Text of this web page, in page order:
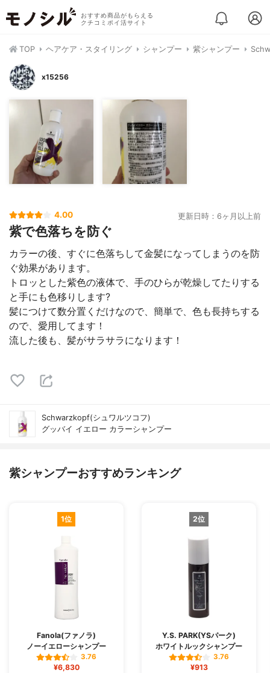
おすすめ商品がもらえる
クチコミポイ活サイト
TOP ヘアケア・スタイリング シャンプー 紫シャンプー
x15256
4.00 更新日時：6ヶ月以上前
紫で色落ちを防ぐ
カラーの後、すぐに色落ちして金髪になってしまうのを防
ぐ効果があります。
トロッとした紫色の液体で、手のひらが乾燥してたりする
と手にも色移りします?
髪につけて数分置くだけなので、簡単で、色も長持ちする
ので、愛用してます！
流した後も、髪がサラサラになります！
Schwarzkopf(シュワルツコフ)
グッバイ イエロー カラーシャンプー
紫シャンプーおすすめランキング
1位
Fanola(ファノラ)
ノーイエローシャンプー
3.76
¥6,830
2位
Y.S. PARK(YSパーク)
ホワイトルックシャンプー
3.76
¥913